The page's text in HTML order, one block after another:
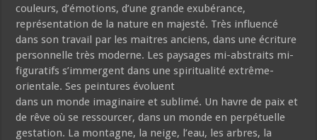
couleurs, d’émotions, d’une grande exubérance,
représentation de la nature en majesté. Très influencé
dans son travail par les maitres anciens, dans une écriture
personnelle très moderne. Les paysages mi-abstraits mi-
figuratifs s’immergent dans une spiritualité extrême-
orientale. Ses peintures évoluent
dans un monde imaginaire et sublimé. Un havre de paix et
de rêve où se ressourcer, dans un monde en perpétuelle
gestation. La montagne, la neige, l’eau, les arbres, la